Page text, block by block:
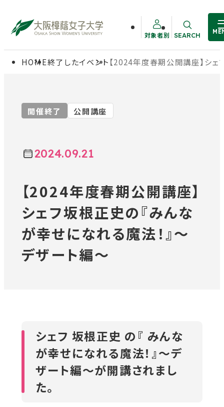
対象者別 SEARCH
在学生の方
サイト内検索
学部・大学院
学生生活
就職・資格
入試情報
対象者別メニュー
外
部
サ
イ
社会連携
ニュース
HOME終了したイベント 【2024年度春期公開講座】シ
開催終了 公開講座
2024.09.21
【2024年度春期公開講座】
シェフ坂根正史の『みんな
が幸せになれる魔法！』～
デザート編～
シェフ 坂根正史 の『 みんな
が幸せになれる魔法！』～デ
ザート編～が開講されまし
た。